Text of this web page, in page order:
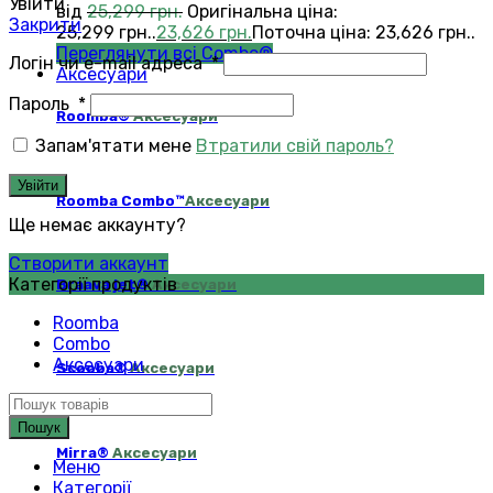
від 25,299грн. Оригінальна ціна:
25,299 грн..23,626 грн.Поточна ціна: 23,626 грн..
Переглянути всі Combo®
Аксесуари
Roomba®Аксесуари
Roomba Combo™Аксесуари
Braava jet®Аксесуари
Scooba®Аксесуари
Mirra® Аксесуари
Закрити
Логін чи e-mail адреса*
Пароль *
Запам'ятати мене Втратили свій пароль?
Увійти
Ще немає аккаунту?
Створити аккаунт
Категорії продуктів
Roomba
Combo
Аксесуари
Пошук
Меню
Категорії